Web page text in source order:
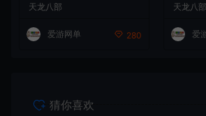
捷传送 快捷内辅 配套GM工
具 自由视角 虚拟机一键端 视
频安装教学
天龙八部
爱游网单 280
收体系
端 视频
天龙八部
爱
猜你喜欢